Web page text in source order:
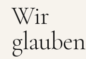
Wir
glauben